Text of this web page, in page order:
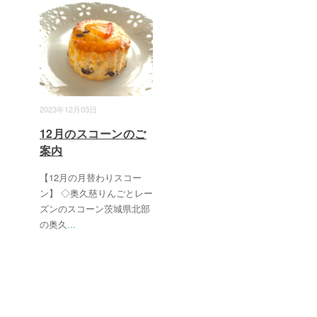
2023年12月03日
12月のスコーンのご
案内
【12月の月替わりスコー
ン】 ◇奥久慈りんごとレー
ズンのスコーン茨城県北部
の奥久...